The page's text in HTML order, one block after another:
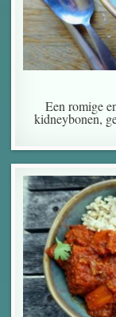
Een romige
kidneybonen,